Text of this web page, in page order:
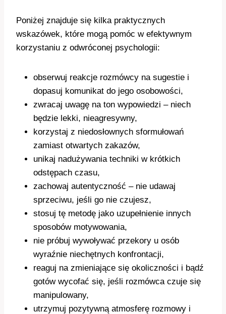
Poniżej znajduje się kilka praktycznych
wskazówek, które mogą pomóc w efektywnym
korzystaniu z odwróconej psychologii:
obserwuj reakcje rozmówcy na sugestie i
dopasuj komunikat do jego osobowości,
zwracaj uwagę na ton wypowiedzi – niech
będzie lekki, nieagresywny,
korzystaj z niedosłownych sformułowań
zamiast otwartych zakazów,
unikaj nadużywania techniki w krótkich
odstępach czasu,
zachowaj autentyczność – nie udawaj
sprzeciwu, jeśli go nie czujesz,
stosuj tę metodę jako uzupełnienie innych
sposobów motywowania,
nie próbuj wywoływać przekory u osób
wyraźnie niechętnych konfrontacji,
reaguj na zmieniające się okoliczności i bądź
gotów wycofać się, jeśli rozmówca czuje się
manipulowany,
utrzymuj pozytywną atmosferę rozmowy i